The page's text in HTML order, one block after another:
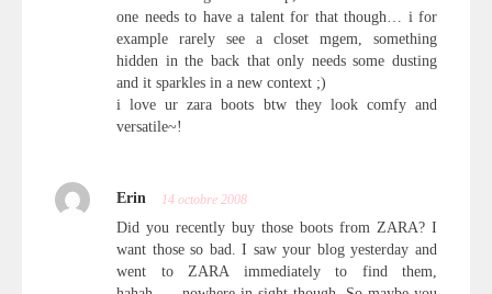
one needs to have a talent for that though… i for
example rarely see a closet mgem, something
hidden in the back that only needs some dusting
and it sparkles in a new context ;)
i love ur zara boots btw they look comfy and
versatile~!
Erin 14 octobre 2008
Did you recently buy those boots from ZARA? I
want those so bad. I saw your blog yesterday and
went to ZARA immediately to find them,